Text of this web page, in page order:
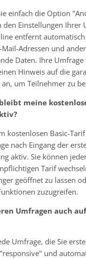
einfach die Option
den Einstellungen Ihrer
entfernt automatisch
Mail-Adressen und
Daten. Ihre Umfrage
Hinweis auf die
um Teilnehmer zu
meine
kostenlosen Basic-
nach Eingang der
aktiv. Sie können
Tarif
geöffnet zu lassen
zuzugreifen.
Umfragen auch
Umfrage, die Sie
und